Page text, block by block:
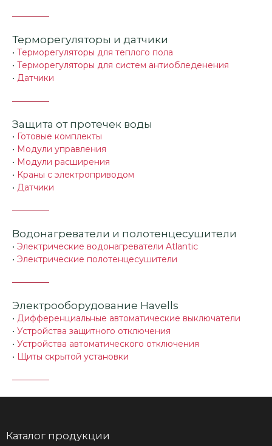
Терморегуляторы и датчики
• Терморегуляторы для теплого пола
• Терморегуляторы для систем антиобледенения
• Датчики
Защита от протечек воды
• Готовые комплекты
• Модули управления
• Модули расширения
• Краны с электроприводом
• Датчики
Водонагреватели и полотенцесушители
• Электрические водонагреватели Atlantic
• Электрические полотенцесушители
Электрооборудование Havells
• Дифференциальные автоматические выключатели
• Устройства защитного отключения
• Устройства автоматического отключения
• Щиты скрытой установки
Каталог продукции